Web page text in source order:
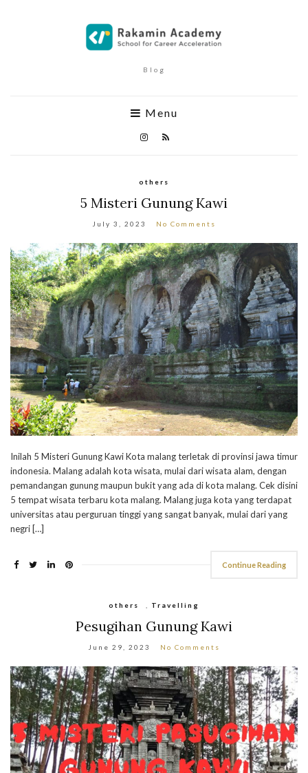
Blog
Menu
others
5 Misteri Gunung Kawi
July 3, 2023 No Comments
Inilah 5 Misteri Gunung Kawi Kota malang terletak di provinsi jawa timur
indonesia. Malang adalah kota wisata, mulai dari wisata alam, dengan
pemandangan gunung maupun bukit yang ada di kota malang. Cek disini
5 tempat wisata terbaru kota malang. Malang juga kota yang terdapat
universitas atau perguruan tinggi yang sangat banyak, mulai dari yang
negri […]
Continue Reading
others , Travelling
Pesugihan Gunung Kawi
June 29, 2023 No Comments